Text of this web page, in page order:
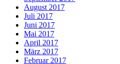
August 2017
Juli 2017
Juni 2017
Mai 2017
April 2017
März 2017
Februar 2017